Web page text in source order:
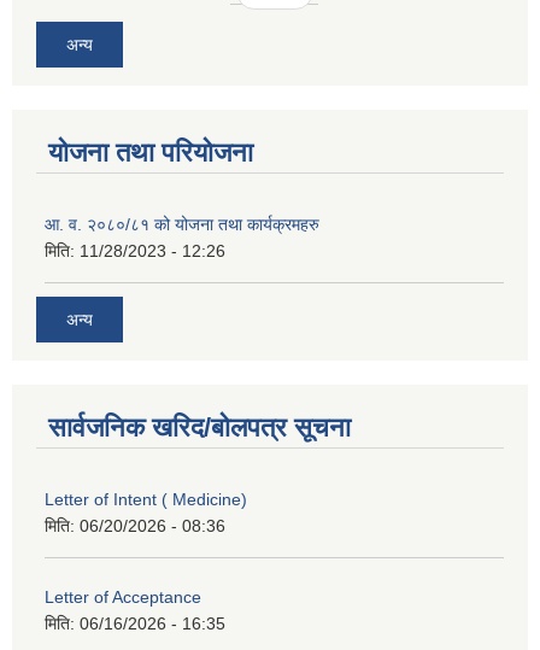
अन्य
योजना तथा परियोजना
आ. व. २०८०/८१ को योजना तथा कार्यक्रमहरु
मिति: 11/28/2023 - 12:26
अन्य
सार्वजनिक खरिद/बोलपत्र सूचना
Letter of Intent ( Medicine)
मिति: 06/20/2026 - 08:36
Letter of Acceptance
मिति: 06/16/2026 - 16:35